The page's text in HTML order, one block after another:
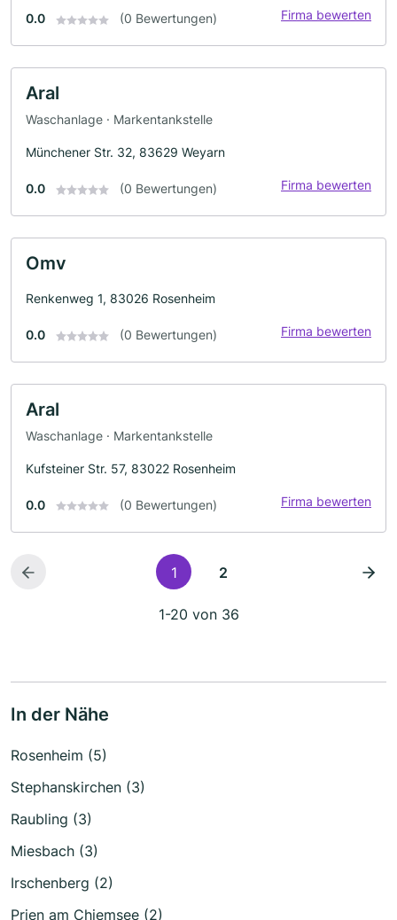
0.0 (0 Bewertungen) Firma bewerten
Aral
Waschanlage · Markentankstelle
Münchener Str. 32, 83629 Weyarn
0.0 (0 Bewertungen) Firma bewerten
Omv
Renkenweg 1, 83026 Rosenheim
0.0 (0 Bewertungen) Firma bewerten
Aral
Waschanlage · Markentankstelle
Kufsteiner Str. 57, 83022 Rosenheim
0.0 (0 Bewertungen) Firma bewerten
1 2
1-20 von 36
In der Nähe
Rosenheim (5)
Stephanskirchen (3)
Raubling (3)
Miesbach (3)
Irschenberg (2)
Prien am Chiemsee (2)